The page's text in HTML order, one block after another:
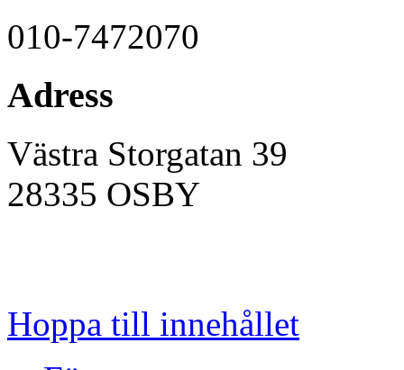
010-7472070
Adress
Västra Storgatan 39
28335 OSBY
Hoppa till innehållet